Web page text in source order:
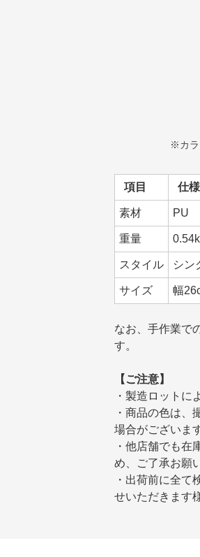
※カラ
項目 仕様
素材 PU
重量
スタイル シン
サイズ 幅
なお、手作業で
す。
【ご注意】
・製造ロットに
・商品の色は、
場合がございま
・他店舗でも在
め、ご了承お願
・出荷前に全て
せいただきます